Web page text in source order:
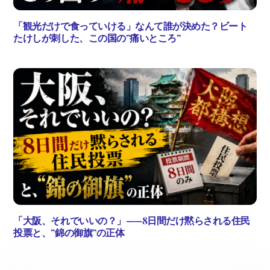
「観光だけで食っていける」なんて誰が決めた？ビート
たけしが刺した、この国の”痛いところ”
「大阪、それでいいの？」——8日間だけ黙らされる住民
投票と、”錦の御旗”の正体